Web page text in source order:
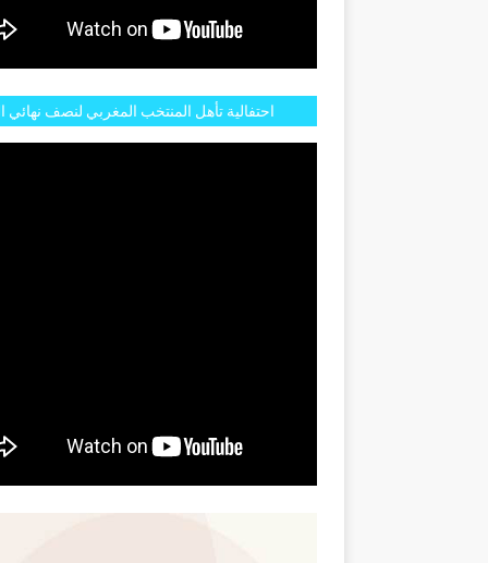
احتفالية تأهل المنتخب المغربي لنصف نهائي